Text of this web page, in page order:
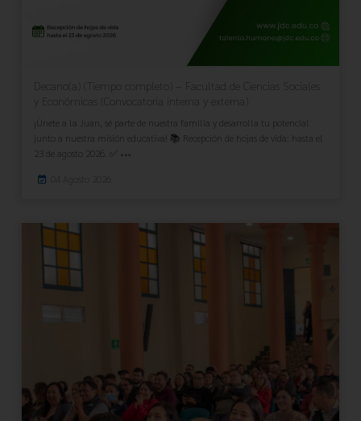
Decano(a) (Tiempo completo) – Facultad de Ciencias Sociales
y Económicas (Convocatoria interna y externa)
¡Únete a la Juan, sé parte de nuestra familia y desarrolla tu potencial
junto a nuestra misión educativa! 📚 Recepción de hojas de vida: hasta el
23 de agosto 2026. ✅